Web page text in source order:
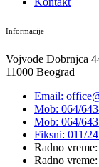
Informacije
Vojvode Dobrnjca
11000 Beograd
Email:
Mob: 064/
Mob: 064/
Fiksni: 011/
Radno
Radno